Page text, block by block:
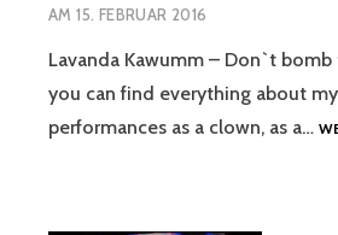
AM15. FEBRUAR 2016
Lavanda Kawumm – Don`t
you can find everything about
performances as a clown, as a…